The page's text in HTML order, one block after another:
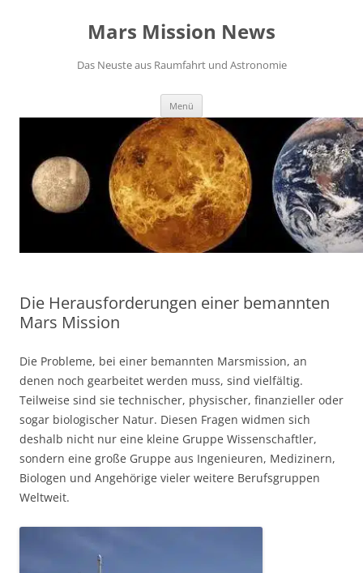
Mars Mission News
Das Neuste aus Raumfahrt und Astronomie
Menü
Die Herausforderungen einer bemannten
Mars Mission
Die Probleme, bei einer bemannten Marsmission, an
denen noch gearbeitet werden muss, sind vielfältig.
Teilweise sind sie technischer, physischer, finanzieller oder
sogar biologischer Natur. Diesen Fragen widmen sich
deshalb nicht nur eine kleine Gruppe Wissenschaftler,
sondern eine große Gruppe aus Ingenieuren, Medizinern,
Biologen und Angehörige vieler weitere Berufsgruppen
Weltweit.